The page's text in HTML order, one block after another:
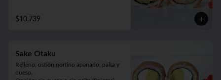
$10.739
Sake Otaku
Relleno: ostión nortino apanado, palta y
queso.